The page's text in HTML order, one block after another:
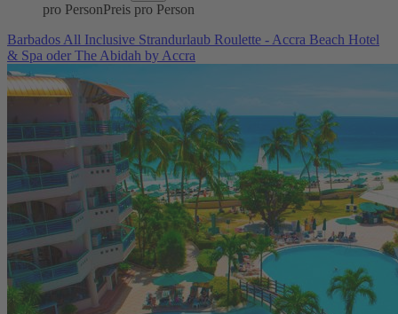
pro PersonPreis pro Person
Barbados All Inclusive Strandurlaub Roulette - Accra Beach Hotel
& Spa oder The Abidah by Accra